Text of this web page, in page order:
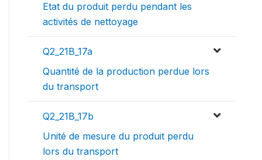
Etat du produit perdu pendant les
activités de nettoyage
Q2_21B_17a
Quantité de la production perdue lors
du transport
Q2_21B_17b
Unité de mesure du produit perdu
lors du transport